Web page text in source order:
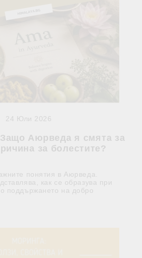
Аюрведа я смята за
за болестите?
24 Юли 2026
понятия в Аюрведа.
как се образува при
поддържането на добро